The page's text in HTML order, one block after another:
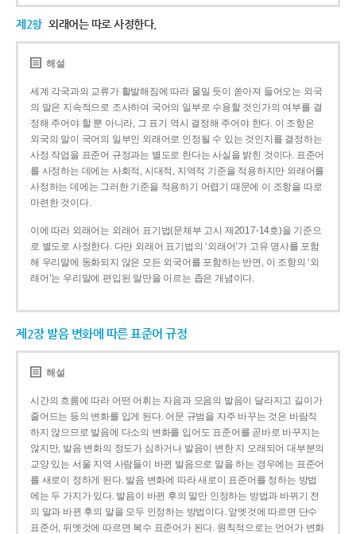
제2항 외래어는 따로 사정한다.
해설
세계 각국과의 교류가 활발해짐에 따라 물밀 듯이 쏟아져 들어오는 외국
의 말은 지속적으로 조사하여 국어의 일부로 수용할 것인가의 여부를 결
정해 주어야 할 뿐 아니라, 그 표기 역시 결정해 주어야 한다. 이 조항은
외국의 말이 국어의 일부인 외래어로 인정될 수 있는 것인지를 결정하는
사정 작업을 표준어 규정과는 별도로 한다는 사실을 밝힌 것이다. 표준어
를 사정하는 데에는 사회적, 시대적, 지역적 기준을 적용하지만 외래어를
사정하는 데에는 그러한 기준을 적용하기 어렵기 때문에 이 조항을 따로
마련한 것이다.
이에 따라 외래어는 외래어 표기법(문체부 고시 제2017-14호)을 기준으
로 별도로 사정한다. 다만 외래어 표기법의 ‘외래어’가 고유 명사를 포함
해 우리말에 동화되지 않은 모든 외국어를 포함하는 반면, 이 조항의 ‘외
래어’는 우리말에 편입된 말만을 이르는 좁은 개념이다.
제2장 발음 변화에 따른 표준어 규정
해설
시간의 흐름에 따라 어떤 어휘는 자음과 모음의 발음이 달라지고 길이가
줄어드는 등의 변화를 입게 된다. 어문 규범을 자주 바꾸는 것은 바람직
하지 않으므로 발음에 다소의 변화를 입어도 표준어를 곧바로 바꾸지는
않지만, 발음 변화의 정도가 심하거나 발음이 변한 지 오래되어 대부분의
교양 있는 서울 지역 사람들이 바뀐 발음으로 말을 하는 경우에는 표준어
를 새로이 정하게 된다. 발음 변화에 따라 새로이 표준어를 정하는 방법
에는 두 가지가 있다. 발음이 바뀐 후의 말만 인정하는 방법과 바뀌기 전
의 말과 바뀐 후의 말을 모두 인정하는 방법이다. 앞엣것에 따르면 단수
표준어, 뒤엣것에 따르면 복수 표준어가 된다. 원칙적으로는 언어가 변화